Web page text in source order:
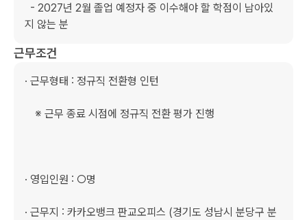
지 않는 분
근무조건
· 근무형태 : 정규직 전환형 인턴
※ 근무 종료 시점에 정규직 전환 평가 진행
· 영입인원 : ○명
· 근무지 : 카카오뱅크 판교오피스 (경기도 성남시 분당구 분